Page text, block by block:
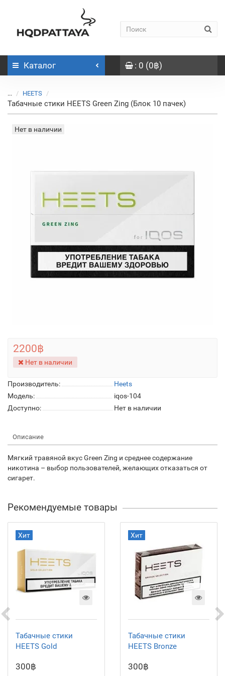
Каталог : 0 (0฿)
... HEETS
Табачные стики HEETS Green Zing (Блок 10 пачек)
Нет в наличии
Производитель:
Heets
Модель:
iqos-104
Доступно:
Нет в наличии
2200฿
Нет в наличии
Описание
Мягкий травяной вкус Green Zing и среднее содержание
никотина – выбор пользователей, желающих отказаться от
сигарет.
Рекомендуемые товары
Хит
Табачные стики
HEETS Gold
300฿
Хит
Табачные стики
HEETS Bronze
300฿